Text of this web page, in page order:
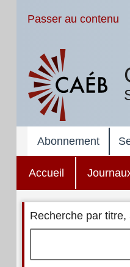
Passer au contenu
Abonnement
Accueil
Recherche par